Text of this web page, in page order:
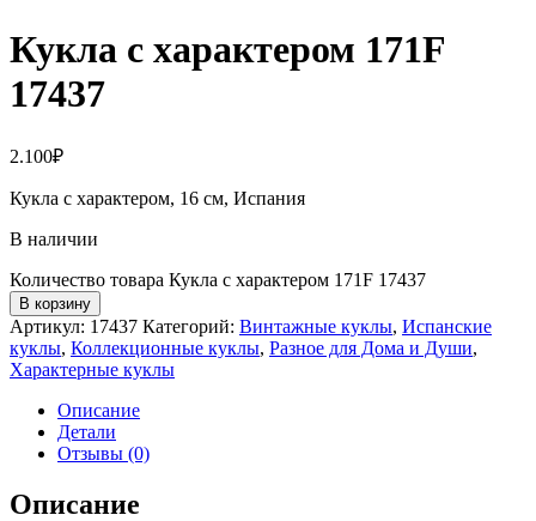
Кукла с характером 171F
17437
2.100₽
Кукла с характером, 16 см, Испания
В наличии
Количество товара Кукла с характером 171F 17437
В корзину
Артикул: 17437 Категорий: Винтажные куклы, Испанские
куклы, Коллекционные куклы, Разное для Дома и Души,
Характерные куклы
Описание
Детали
Отзывы (0)
Описание